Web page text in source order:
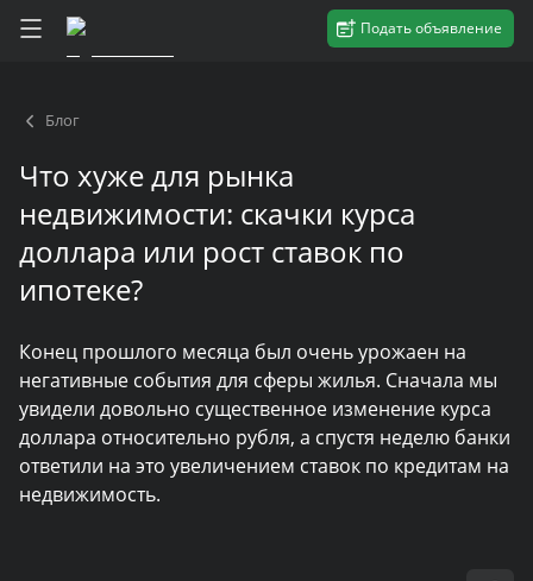
Подать объявление
Блог
Что хуже для рынка
недвижимости: скачки курса
доллара или рост ставок по
ипотеке?
Конец прошлого месяца был очень урожаен на
негативные события для сферы жилья. Сначала мы
увидели довольно существенное изменение курса
доллара относительно рубля, а спустя неделю банки
ответили на это увеличением ставок по кредитам на
недвижимость.